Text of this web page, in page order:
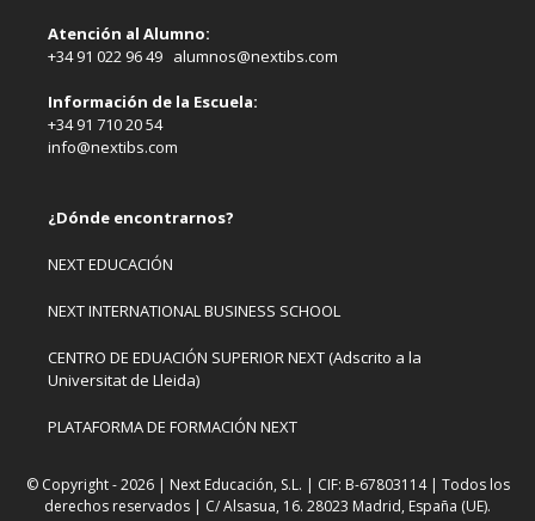
Atención al Alumno:
+34 91 022 96 49 alumnos@nextibs.com
Información de la Escuela:
+34 91 710 20 54
info@nextibs.com
¿Dónde encontrarnos?
NEXT EDUCACIÓN
NEXT INTERNATIONAL BUSINESS SCHOOL
CENTRO DE EDUACIÓN SUPERIOR NEXT (Adscrito a la
Universitat de Lleida)
PLATAFORMA DE FORMACIÓN NEXT
© Copyright - 2026 | Next Educación, S.L. | CIF: B-67803114 | Todos los
derechos reservados | C/ Alsasua, 16. 28023 Madrid, España (UE).